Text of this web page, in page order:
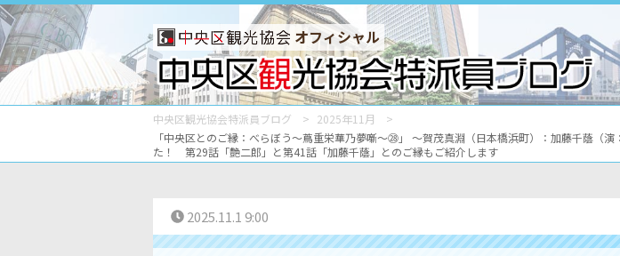
オフィシャル
中央区観光協会特派員ブログ
2025年11月
「中央区とのご縁：べらぼう〜蔦重栄華乃夢噺〜㉘」 ～賀茂真淵（日本橋浜町）：加藤千蔭（
た！ 第29話「艶二郎」と第41話「加藤千蔭」とのご縁もご紹介します
2025.11.1 9:00